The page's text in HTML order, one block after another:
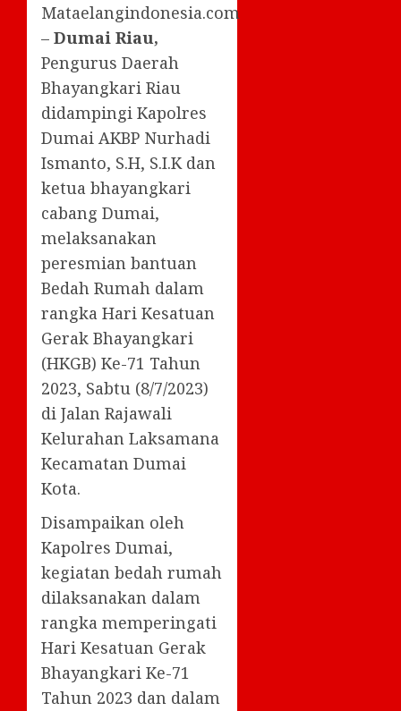
Mataelangindonesia.com
– Dumai Riau,
Pengurus Daerah
Bhayangkari Riau
didampingi Kapolres
Dumai AKBP Nurhadi
Ismanto, S.H, S.I.K dan
ketua bhayangkari
cabang Dumai,
melaksanakan
peresmian bantuan
Bedah Rumah dalam
rangka Hari Kesatuan
Gerak Bhayangkari
(HKGB) Ke-71 Tahun
2023, Sabtu (8/7/2023)
di Jalan Rajawali
Kelurahan Laksamana
Kecamatan Dumai
Kota.
Disampaikan oleh
Kapolres Dumai,
kegiatan bedah rumah
dilaksanakan dalam
rangka memperingati
Hari Kesatuan Gerak
Bhayangkari Ke-71
Tahun 2023 dan dalam